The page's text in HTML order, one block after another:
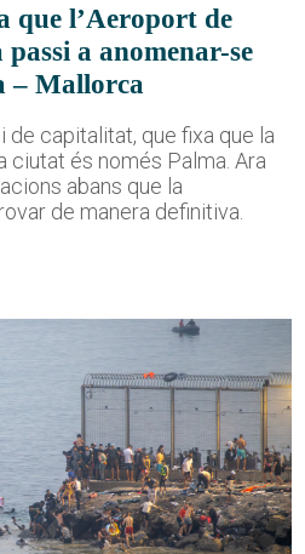
que l’Aeroport de
a anomenar-se
– Mallorca
de capitalitat, que fixa que la
ciutat és només Palma. Ara
abans que la
de manera definitiva.